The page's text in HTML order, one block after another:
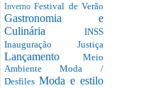
InvernoFestival de Verão
Gastronomia e
Culinária INSS
Inauguração Justiça
Lançamento Meio
AmbienteModa /
Desfiles Moda e estilo